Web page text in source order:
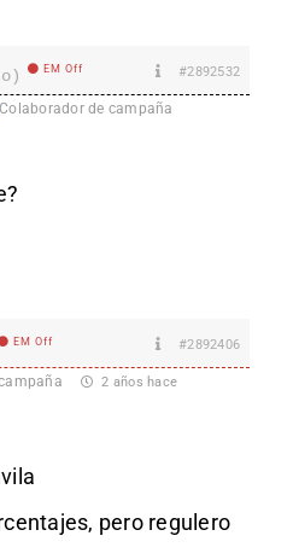
EM Off #2892532
Colaborador de campaña
EM Off #2892406
2 años hace
pero regulero